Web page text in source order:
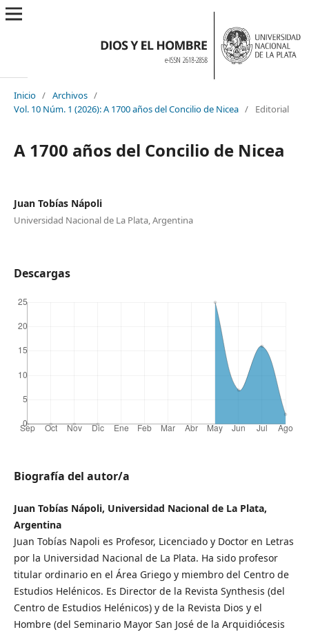
Inicio / Archivos /
Vol. 10 Núm. 1 (2026): A 1700 años del Concilio de Nicea / Editorial
A 1700 años del Concilio de Nicea
Juan Tobías Nápoli
Universidad Nacional de La Plata, Argentina
Descargas
Biografía del autor/a
Juan Tobías Nápoli, Universidad Nacional de La Plata,
Argentina
Juan Tobías Napoli es Profesor, Licenciado y Doctor en Letras
por la Universidad Nacional de La Plata. Ha sido profesor
titular ordinario en el Área Griego y miembro del Centro de
Estudios Helénicos. Es Director de la Revista Synthesis (del
Centro de Estudios Helénicos) y de la Revista Dios y el
Hombre (del Seminario Mayor San José de la Arquidiócesis